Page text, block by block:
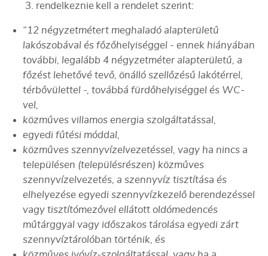
rendelkeznie kell a rendelet szerint:
“12 négyzetmétert meghaladó alapterületű
lakószobával és főzőhelyiséggel - ennek hiányában
további, legalább 4 négyzetméter alapterületű, a
főzést lehetővé tevő, önálló szellőzésű lakótérrel,
térbővülettel -, továbbá fürdőhelyiséggel és WC-
vel,
közműves villamos energia szolgáltatással,
egyedi fűtési móddal,
közműves szennyvízelvezetéssel, vagy ha nincs a
településen (településrészen) közműves
szennyvízelvezetés, a szennyvíz tisztítása és
elhelyezése egyedi szennyvízkezelő berendezéssel
vagy tisztítómezővel ellátott oldómedencés
műtárggyal vagy időszakos tárolása egyedi zárt
szennyvíztárolóban történik, és